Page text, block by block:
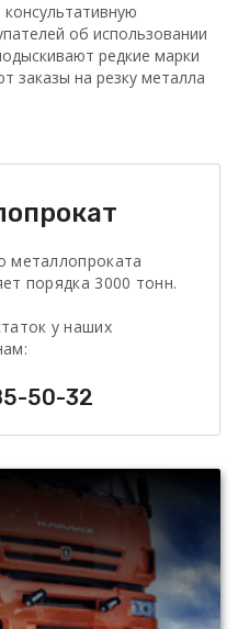
об использовании
редкие марки
заказы на резку металла
металлопроката
порядка 3000 тонн.
у наших
50-32